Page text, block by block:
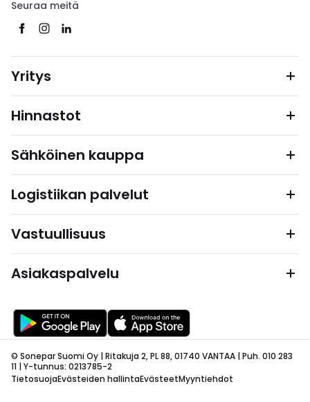
Seuraa meitä
Yritys
Hinnastot
Sähköinen kauppa
Logistiikan palvelut
Vastuullisuus
Asiakaspalvelu
© Sonepar Suomi Oy | Ritakuja 2, PL 88, 01740 VANTAA | Puh. 010 283
11 | Y-tunnus: 0213785-2
TietosuojaEvästeiden hallintaEvästeetMyyntiehdot